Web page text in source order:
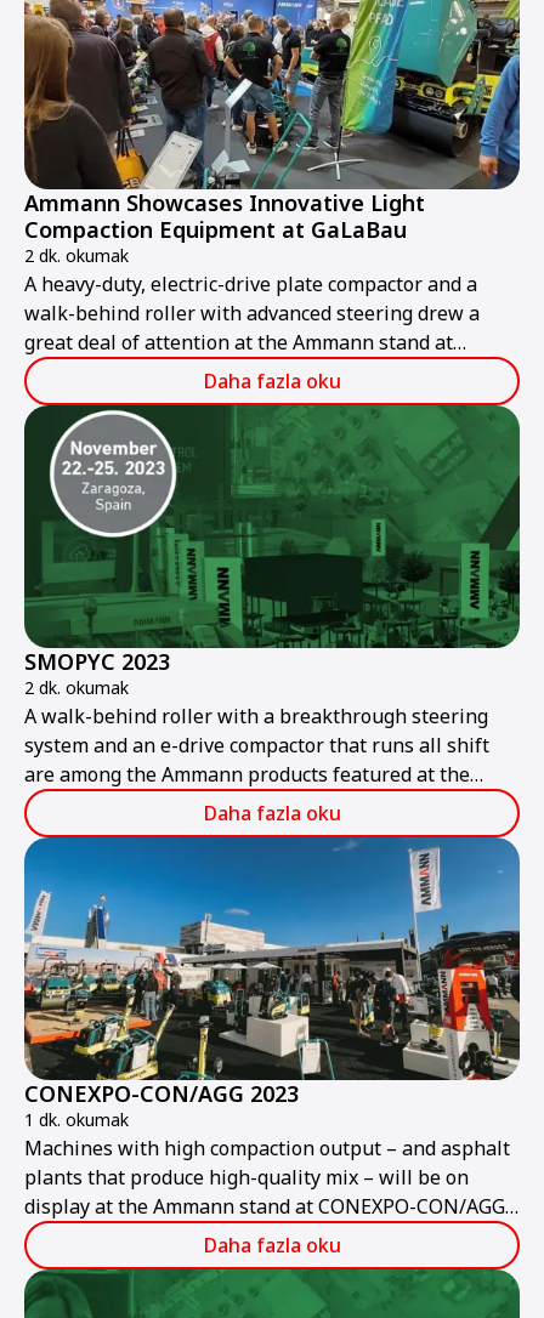
Ammann Showcases Innovative Light
Compaction Equipment at GaLaBau
2 dk. okumak
A heavy-duty, electric-drive plate compactor and a
walk-behind roller with advanced steering drew a
great deal of attention at the Ammann stand at
GaLaBau 2024, held in Nuremberg, Germany, from 11-
14 September.
Daha fazla oku
SMOPYC 2023
2 dk. okumak
A walk-behind roller with a breakthrough steering
system and an e-drive compactor that runs all shift
are among the Ammann products featured at the
public works and construction trade show.
Daha fazla oku
CONEXPO-CON/AGG 2023
1 dk. okumak
Machines with high compaction output – and asphalt
plants that produce high-quality mix – will be on
display at the Ammann stand at CONEXPO-CON/AGG
2023.
Daha fazla oku